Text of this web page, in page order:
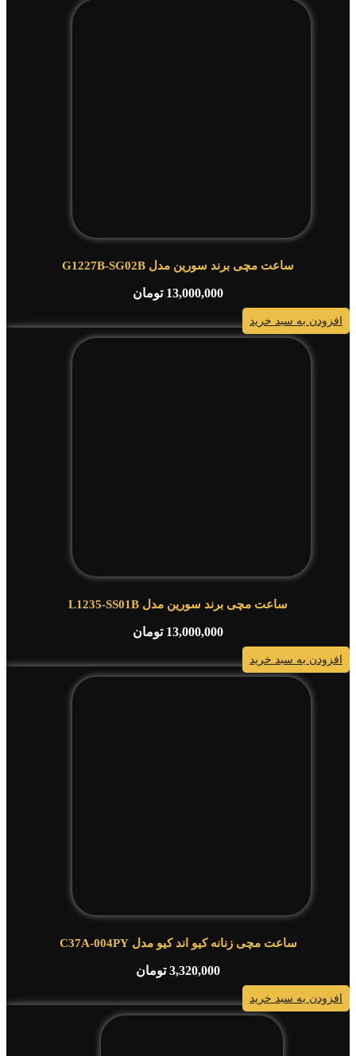
ساعت مچی برند سورین مدل G1227B-SG02B
13,000,000 تومان
افزودن به سبد خرید
ساعت مچی برند سورین مدل L1235-SS01B
13,000,000 تومان
افزودن به سبد خرید
ساعت مچی زنانه کیو اند کیو مدل C37A-004PY
3,320,000 تومان
افزودن به سبد خرید